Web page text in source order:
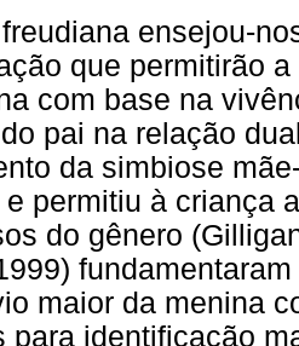
ensejou-
que permitirão
com base na
pai na relação
da simbiose
e permitiu à criança
do gênero
maior da menina
para identificação